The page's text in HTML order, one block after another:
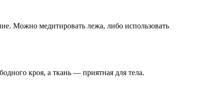
Можно медитировать лежа, либо использовать
кроя, а ткань — приятная для тела.